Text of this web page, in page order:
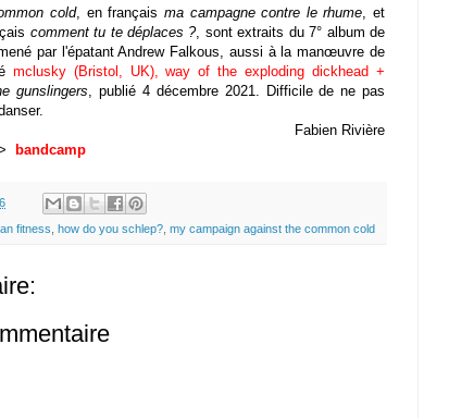
cold, en français ma campagne contre le rhume, et
comment tu te déplaces ?, sont extraits du 7° album de
par l'épatant Andrew Falkous, aussi à la manœuvre de
mclusky (Bristol, UK), way of the exploding dickhead +
gunslingers, publié 4 décembre 2021. Difficile de ne pas
Fabien Rivière
bandcamp
fitness, how do you schlep?, my campaign against the common cold